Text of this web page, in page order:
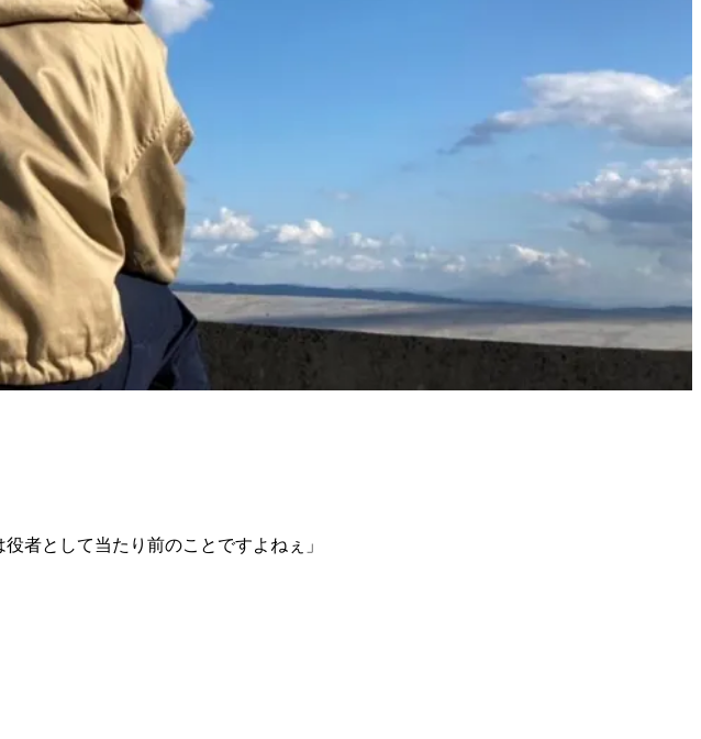
者として当たり前のことですよねぇ」